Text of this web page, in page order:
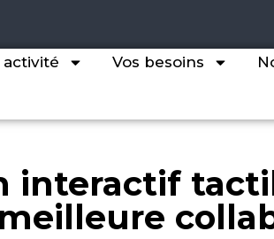
Vos besoins
interactif
meilleure